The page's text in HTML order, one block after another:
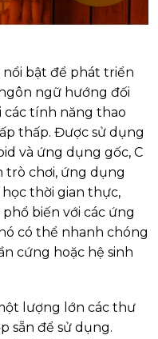
bật để phát triển
ngữ hướng đối
tính năng thao
thấp. Được sử dụng
và ứng dụng gốc, C
trò chơi, ứng dụng
thời gian thực,
phổ biến với các ứng
có thể nhanh chóng
cứng hoặc hệ sinh
lượng lớn các thư
sẵn để sử dụng.